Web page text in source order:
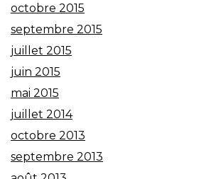
octobre 2015
septembre 2015
juillet 2015
juin 2015
mai 2015
juillet 2014
octobre 2013
septembre 2013